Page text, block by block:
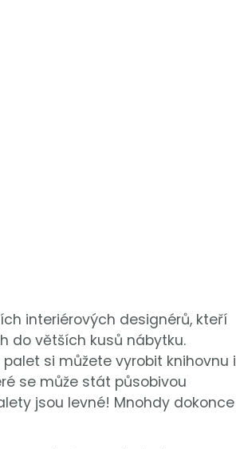
interiérových designérů, kteří
do větších kusů nábytku.
si můžete vyrobit knihovnu i
se může stát působivou
jsou levné! Mnohdy dokonce